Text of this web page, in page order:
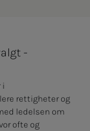
-
i
rettigheter og
ledelsen om
ofte og